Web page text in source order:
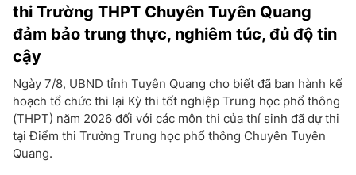
thi Trường THPT Chuyên Tuyên Quang
đảm bảo trung thực, nghiêm túc, đủ độ tin
cậy
Ngày 7/8, UBND tỉnh Tuyên Quang cho biết đã ban hành kế
hoạch tổ chức thi lại Kỳ thi tốt nghiệp Trung học phổ thông
(THPT) năm 2026 đối với các môn thi của thí sinh đã dự thi
tại Điểm thi Trường Trung học phổ thông Chuyên Tuyên
Quang.